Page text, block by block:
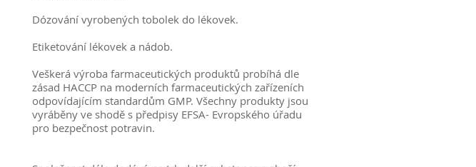
Dózování vyrobených tobolek do lékovek.
Etiketování lékovek a nádob.
Veškerá výroba farmaceutických produktů probíhá dle
zásad HACCP na moderních farmaceutických zařízeních
odpovídajícím standardům GMP. Všechny produkty jsou
vyráběny ve shodě s předpisy EFSA- Evropského úřadu
pro bezpečnost potravin.